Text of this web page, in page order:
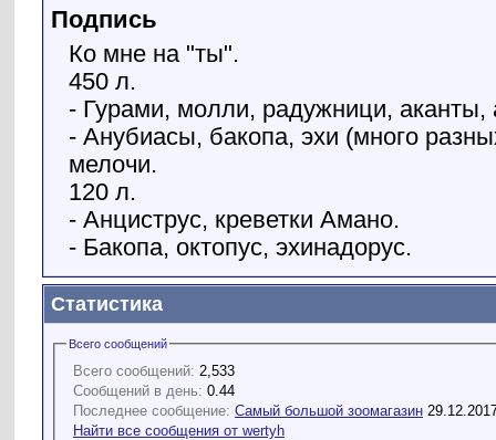
Подпись
Ко мне на "ты".
450 л.
- Гурами, молли, радужници, аканты,
- Анубиасы, бакопа, эхи (много
мелочи.
120 л.
- Анциструс, креветки Амано.
- Бакопа, октопус, эхинадорус.
Статистика
Всего сообщений
Всего сообщений: 2,533
Сообщений в день: 0.44
Последнее сообщение: Самый большой зоомагазин
Найти все сообщения от wertyh